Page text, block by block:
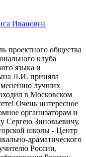
Ивановна
проектного общества
клуба
языка и
Л.И. приняла
лучших
в Московском
Очень интересное
организаторам и
Сергею Зиновьевичу,
школы - Центр
драматического
России,